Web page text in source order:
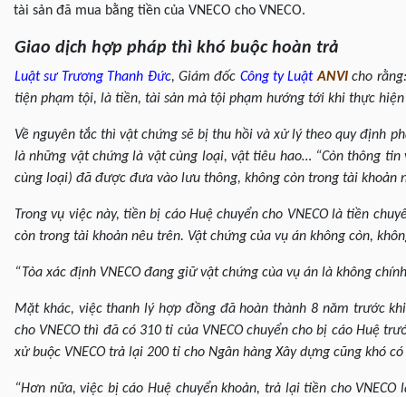
tài sản đã mua bằng tiền của VNECO cho VNECO.
Giao dịch hợp pháp thì khó buộc hoàn trả
Luật sư Trương Thanh Đức, Giám đốc Công ty Luật ANVIcho
tiện phạm tội, là tiền, tài sản mà tội phạm hướng tới khi thực
Về nguyên tắc thì vật chứng sẽ bị thu hồi và xử lý theo quy định
là những vật chứng là vật cùng loại, vật tiêu hao… “Còn thông
cùng loại) đã được đưa vào lưu thông, không còn trong tài
Trong vụ việc này, tiền bị cáo Huệ chuyển cho VNECO là tiền
còn trong tài khoản nêu trên. Vật chứng của vụ án không còn,
“Tòa xác định VNECO đang giữ vật chứng cùa vụ án là không
Mặt khác, việc thanh lý hợp đồng đã hoàn thành 8 năm trước
cho VNECO thì đã có 310 tỉ của VNECO chuyển cho bị cáo Huệ
xử buộc VNECO trả lại 200 tỉ cho Ngân hàng Xây dựng cũng khó
“Hơn nữa, việc bị cáo Huệ chuyển khoản, trả lại tiền cho